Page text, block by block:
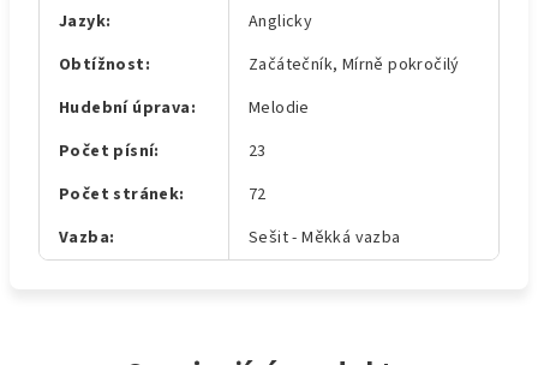
Jazyk:
Anglicky
Obtížnost:
Začátečník, Mírně pokročilý
Hudební úprava:
Melodie
Počet písní:
23
Počet stránek:
72
Vazba: Sešit - Měkká vazba